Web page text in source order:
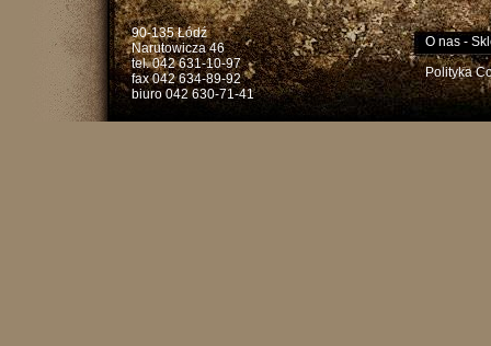
90-135 Łódź
Narutowicza 46
tel. 042 631-10-97
fax 042 634-89-92
biuro 042 630-71-41
O nas-
Polityka